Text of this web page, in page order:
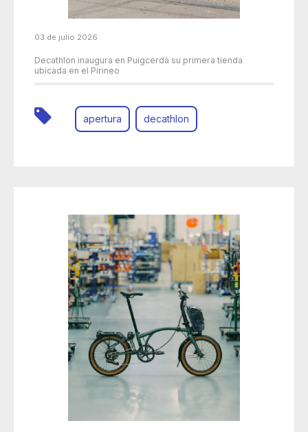
03 de julio 2026
Decathlon inaugura en Puigcerdà su primera tienda
ubicada en el Pirineo
apertura decathlon